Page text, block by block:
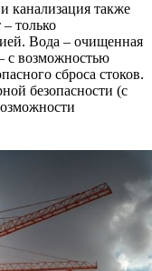
канализация также
только
Вода – очищенная
с возможностью
сброса стоков.
безопасности (с